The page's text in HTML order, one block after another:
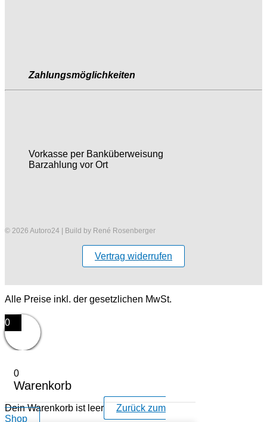
Zahlungsmöglichkeiten
Vorkasse per Banküberweisung
Barzahlung vor Ort
© 2026 Autoro24 | Build by René Rosenberger
Vertrag widerrufen
Alle Preise inkl. der gesetzlichen MwSt.
0
0
Warenkorb
Dein Warenkorb ist leer
Zurück zum
Shop